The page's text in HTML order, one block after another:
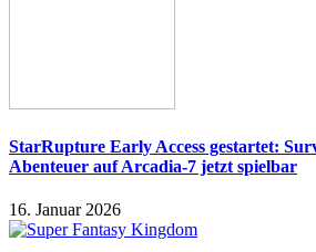
StarRupture Early Access gestartet:
Abenteuer auf Arcadia-7 jetzt spielbar
16. Januar 2026